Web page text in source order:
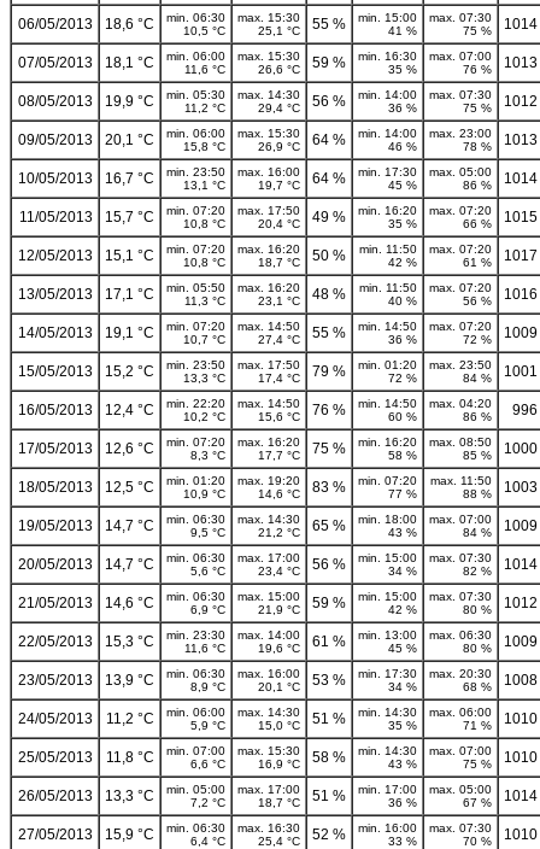
06/05/2013 18,6 °C
min. 06:30
10,5 °C
max. 15:30
25,1 °C
55 %
min. 15:00
41 %
max. 07:30
75 %
07/05/2013 18,1 °C
min. 06:00
11,6 °C
max. 15:30
26,6 °C
59 %
min. 16:30
35 %
max. 07:00
76 %
08/05/2013 19,9 °C
min. 05:30
11,2 °C
max. 14:30
29,4 °C
56 %
min. 14:00
36 %
max. 07:30
75 %
09/05/2013 20,1 °C
min. 06:00
15,8 °C
max. 15:30
26,9 °C
64 %
min. 14:00
46 %
max. 23:00
78 %
10/05/2013 16,7 °C
min. 23:50
13,1 °C
max. 16:00
19,7 °C
64 %
min. 17:30
45 %
max. 05:00
86 %
11/05/2013 15,7 °C
min. 07:20
10,8 °C
max. 17:50
20,4 °C
49 %
min. 16:20
35 %
max. 07:20
66 %
12/05/2013 15,1 °C
min. 07:20
10,8 °C
max. 16:20
18,7 °C
50 %
min. 11:50
42 %
max. 07:20
61 %
13/05/2013 17,1 °C
min. 05:50
11,3 °C
max. 16:20
23,1 °C
48 %
min. 11:50
40 %
max. 07:20
56 %
14/05/2013 19,1 °C
min. 07:20
10,7 °C
max. 14:50
27,4 °C
55 %
min. 14:50
36 %
max. 07:20
72 %
15/05/2013 15,2 °C
min. 23:50
13,3 °C
max. 17:50
17,4 °C
79 %
min. 01:20
72 %
max. 23:50
84 %
16/05/2013 12,4 °C
min. 22:20
10,2 °C
max. 14:50
15,6 °C
76 %
min. 14:50
60 %
max. 04:20
86 %
996
17/05/2013 12,6 °C
min. 07:20
8,3 °C
max. 16:20
17,7 °C
75 %
min. 16:20
58 %
max. 08:50
85 %
18/05/2013 12,5 °C
min. 01:20
10,9 °C
max. 19:20
14,6 °C
83 %
min. 07:20
77 %
max. 11:50
88 %
19/05/2013 14,7 °C
min. 06:30
9,5 °C
max. 14:30
21,2 °C
65 %
min. 18:00
43 %
max. 07:00
84 %
20/05/2013 14,7 °C
min. 06:30
5,6 °C
max. 17:00
23,4 °C
56 %
min. 15:00
34 %
max. 07:30
82 %
21/05/2013 14,6 °C
min. 06:30
6,9 °C
max. 15:00
21,9 °C
59 %
min. 15:00
42 %
max. 07:30
80 %
22/05/2013 15,3 °C
min. 23:30
11,6 °C
max. 14:00
19,6 °C
61 %
min. 13:00
45 %
max. 06:30
80 %
23/05/2013 13,9 °C
min. 06:30
8,9 °C
max. 16:00
20,1 °C
53 %
min. 17:30
34 %
max. 20:30
68 %
24/05/2013 11,2 °C
min. 06:00
5,9 °C
max. 14:30
15,0 °C
51 %
min. 14:30
35 %
max. 06:00
71 %
25/05/2013 11,8 °C
min. 07:00
6,6 °C
max. 15:30
16,9 °C
58 %
min. 14:30
43 %
max. 07:00
75 %
26/05/2013 13,3 °C
min. 05:00
7,2 °C
max. 17:00
18,7 °C
51 %
min. 17:00
36 %
max. 05:00
67 %
27/05/2013 15,9 °C
min. 06:30
6,4 °C
max. 16:30
25,4 °C
52 %
min. 16:00
33 %
max. 07:30
70 %